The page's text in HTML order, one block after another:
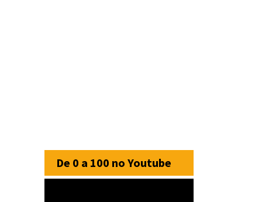
De 0 a 100 no Youtube